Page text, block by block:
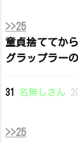
>>25
童貞捨ててか
グラップラー
31 名無しさん
>>25